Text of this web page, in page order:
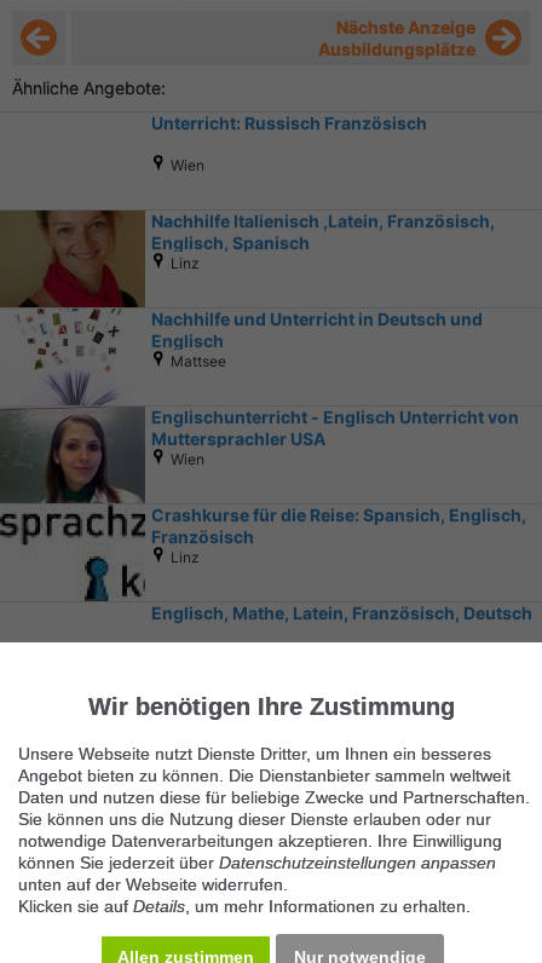
Nächste Anzeige
Ausbildungsplätze
Ähnliche Angebote:
Unterricht: Russisch Französisch
Wien
Nachhilfe Italienisch ,Latein, Französisch,
Englisch, Spanisch
Linz
Nachhilfe und Unterricht in Deutsch und
Englisch
Mattsee
Englischunterricht - Englisch Unterricht von
Muttersprachler USA
Wien
Crashkurse für die Reise: Spansich, Englisch,
Französisch
Linz
Englisch, Mathe, Latein, Französisch, Deutsch
Ähnliche Suchbegriffe
Stellenmarkt
Wir benötigen Ihre Zustimmung
Unsere Webseite nutzt Dienste Dritter, um Ihnen ein besseres
Angebot bieten zu können. Die Dienstanbieter sammeln weltweit
Daten und nutzen diese für beliebige Zwecke und Partnerschaften.
Sie können uns die Nutzung dieser Dienste erlauben oder nur
notwendige Datenverarbeitungen akzeptieren. Ihre Einwilligung
können Sie jederzeit über Datenschutzeinstellungen anpassen
unten auf der Webseite widerrufen.
Klicken sie auf Details , um mehr Informationen zu erhalten.
Allen zustimmen Nur notwendige